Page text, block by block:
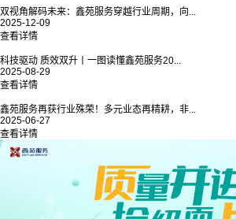
双视角解码未来：鑫苑服务穿越行业周期，向...
2025-12-09
查看详情
科技驱动 质效双升丨一图读懂鑫苑服务20...
2025-08-29
查看详情
鑫苑服务再获行业殊荣！多元业态再精耕，非...
2025-06-27
查看详情